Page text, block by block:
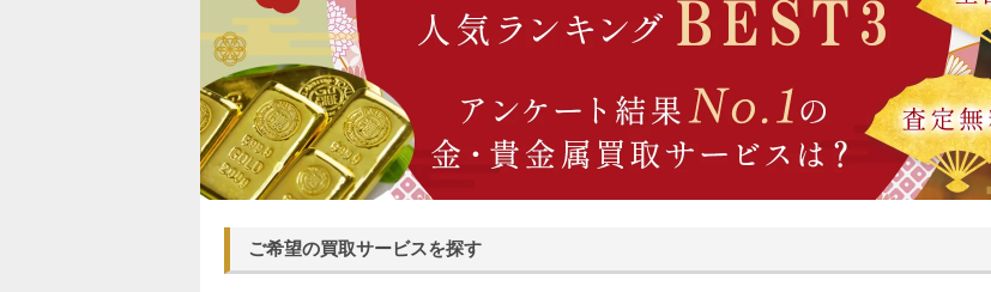
ご希望の買取サービスを探す